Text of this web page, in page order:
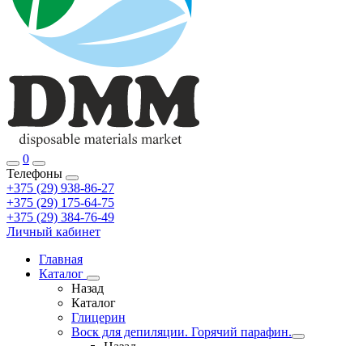
0
Телефоны
+375 (29) 938-86-27
+375 (29) 175-64-75
+375 (29) 384-76-49
Личный кабинет
Главная
Каталог
Назад
Каталог
Глицерин
Воск для депиляции. Горячий парафин.